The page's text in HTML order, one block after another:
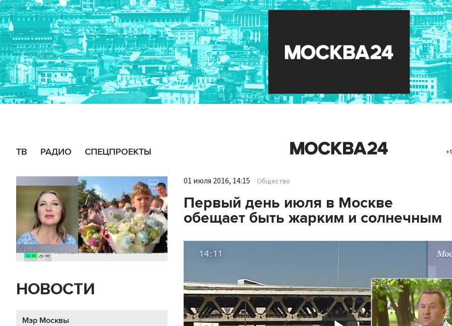
ТВ РАДИО СПЕЦПРОЕКТЫ
НОВОСТИ
Мэр Москвы
01 июля 2016, 14:15 Общество
Первый день июля в Москве
обещает быть жарким и солнечным